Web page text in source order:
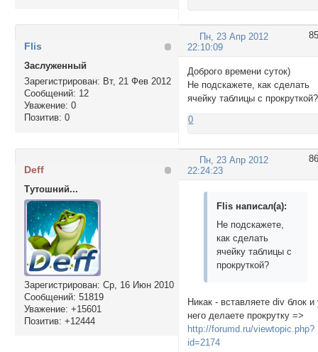
85
Пн, 23 Апр 2012
22:10:09
Flis
Заслуженный
Зарегистрирован: Вт, 21 Фев 2012
Сообщений: 12
Уважение: 0
Позитив: 0
Доброго времени суток)
Не подскажете, как сделать
ячейку таблицы с прокруткой?
0
86
Пн, 23 Апр 2012
22:24:23
Deff
Тутошний...
Зарегистрирован: Ср, 16 Июн 2010
Сообщений: 51819
Уважение: +15601
Позитив: +12444
Flis написал(а):
Не подскажете,
как сделать
ячейку таблицы с
прокруткой?
Никак - вставляете div блок и
него делаете прокрутку =>
http://forumd.ru/viewtopic.php?
id=2174